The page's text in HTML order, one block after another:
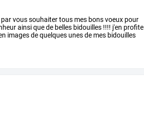
parvoussouhaitertous mes bonsvoeux pour
ainsiquede belles bidouilles !!!! j'en profite
imagesdequelques unesde mes bidouilles